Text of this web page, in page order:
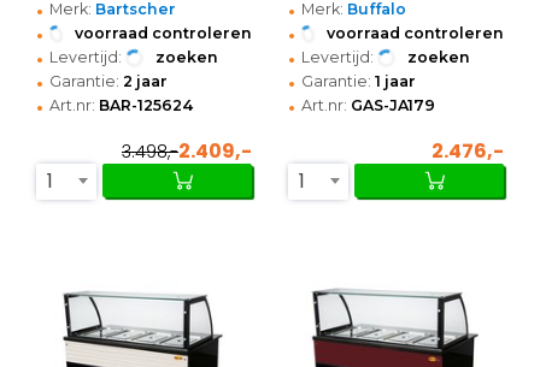
• Merk: Bartscher
• voorraad controleren
• Levertijd: zoeken
• Garantie: 2 jaar
• Art.nr: BAR-125624
3.498,-2.409,-
1
1058x740x1356(h)mm
• Merk: Buffalo
• voorraad controleren
• Levertijd: zoeken
• Garantie: 1 jaar
• Art.nr: GAS-JA179
2.476,-
1